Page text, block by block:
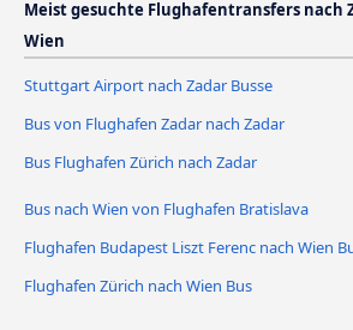
Meist gesuchte Flughafentransfers nach
Wien
Stuttgart Airport nach Zadar Busse
Bus von Flughafen Zadar nach Zadar
Bus Flughafen Zürich nach Zadar
Bus nach Wien von Flughafen Bratislava
Flughafen Budapest Liszt Ferenc nach Wien
Flughafen Zürich nach Wien Bus